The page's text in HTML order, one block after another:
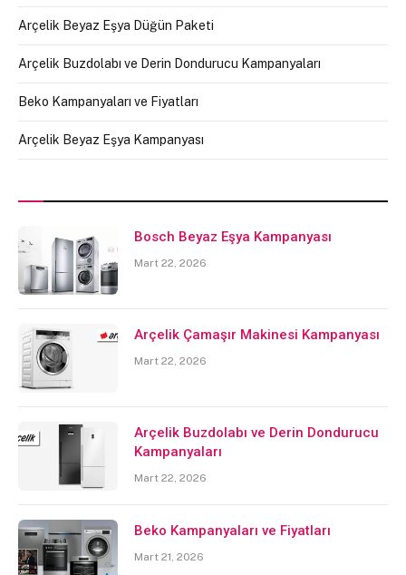
Arçelik Beyaz Eşya Düğün Paketi
Arçelik Buzdolabı ve Derin Dondurucu Kampanyaları
Beko Kampanyaları ve Fiyatları
Arçelik Beyaz Eşya Kampanyası
Bosch Beyaz Eşya Kampanyası
Mart 22, 2026
Arçelik Çamaşır Makinesi Kampanyası
Mart 22, 2026
Arçelik Buzdolabı ve Derin Dondurucu
Kampanyaları
Mart 22, 2026
Beko Kampanyaları ve Fiyatları
Mart 21, 2026